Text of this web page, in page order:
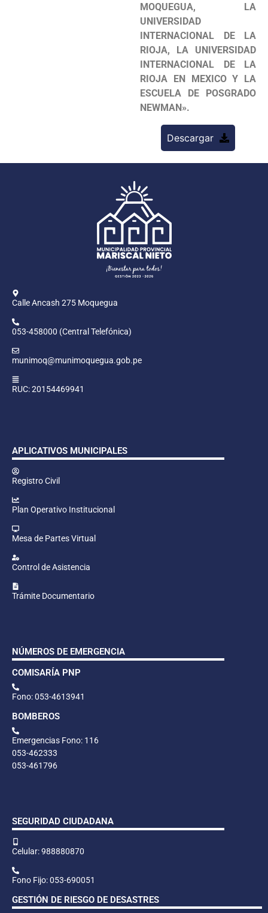
MOQUEGUA, LA
UNIVERSIDAD
INTERNACIONAL DE LA
RIOJA, LA UNIVERSIDAD
INTERNACIONAL DE LA
RIOJA EN MEXICO Y LA
ESCUELA DE POSGRADO
NEWMAN».
Descargar
Calle Ancash 275 Moquegua
053-458000 (Central Telefónica)
munimoq@munimoquegua.gob.pe
RUC: 20154469941
APLICATIVOS MUNICIPALES
Registro Civil
Plan Operativo Institucional
Mesa de Partes Virtual
Control de Asistencia
Trámite Documentario
NÚMEROS DE EMERGENCIA
COMISARÍA PNP
Fono: 053-4613941
BOMBEROS
Emergencias Fono: 116
053-462333
053-461796
SEGURIDAD CIUDADANA
Celular: 988880870
Fono Fijo: 053-690051
GESTIÓN DE RIESGO DE DESASTRES